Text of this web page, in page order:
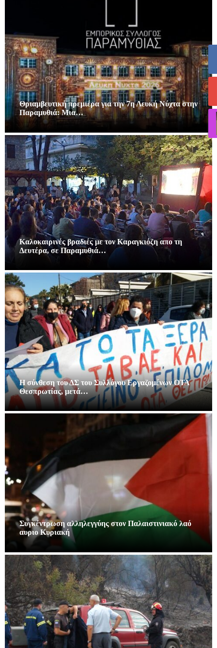
Θριαμβευτική πρεμιέρα για την 7η Λευκή Νύχτα στην
Παραμυθιά: Μια…
Καλοκαιρινές βραδιές με τον Καραγκιόζη απο τη
Δευτέρα, σε Παραμυθιά…
Η σύνθεση του ΔΣ του Συλλόγου Εργαζομένων ΟΤΑ
Θεσπρωτίας, μετά…
Συγκέντρωση αλληλεγγύης στον Παλαιστινιακό λαό
αυριο Κυριακή